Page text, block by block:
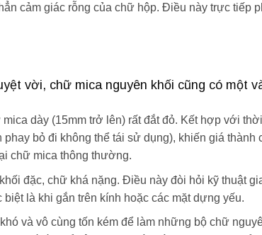
cảm giác rỗng của chữ hộp. Điều này trực tiếp
vời, chữ mica nguyên khối cũng có một
mica dày (15mm trở lên) rất đắt đỏ. Kết hợp với
bỏ đi không thể tái sử dụng), khiến giá thành
chữ mica thông thường.
đặc, chữ khá nặng. Điều này đòi hỏi kỹ thuật
biệt là khi gắn trên kính hoặc các mặt dựng yếu.
và vô cùng tốn kém để làm những bộ chữ